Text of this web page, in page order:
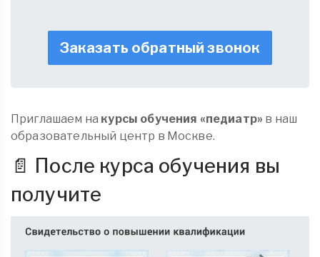
Заказать обратный звонок
Приглашаем на курсы обучения «педиатр» в наш
образовательный центр в Москве.
📄 После курса обучения вы
получите